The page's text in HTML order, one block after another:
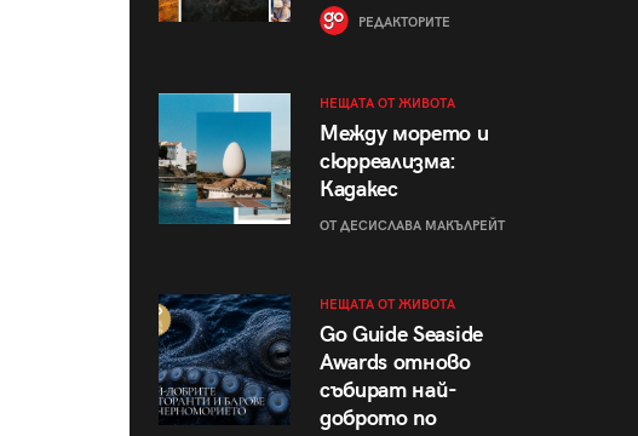
РЕДАКТОРИТЕ
НЕЩАТА ОТ ЖИВОТА
Между морето и
сюрреализма:
Кадакес
ОТ ДЕСИСЛАВА МАКЪЛРЕЙТ
НЕЩАТА ОТ ЖИВОТА
Go Guide Seaside
Awards отново
събират най-
доброто по